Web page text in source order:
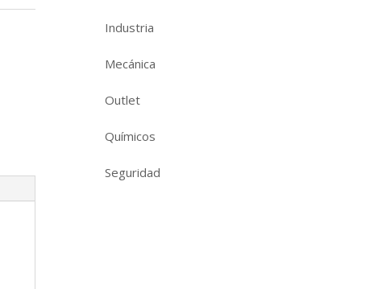
Industria
Mecánica
Outlet
Químicos
Seguridad